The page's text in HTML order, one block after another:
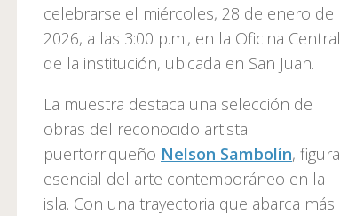
celebrarse el miércoles, 28 de enero de
2026, a las 3:00 p.m., en la Oficina Central
de la institución, ubicada en San Juan.
La muestra destaca una selección de
obras del reconocido artista
puertorriqueño Nelson Sambolín, figura
esencial del arte contemporáneo en la
isla. Con una trayectoria que abarca más